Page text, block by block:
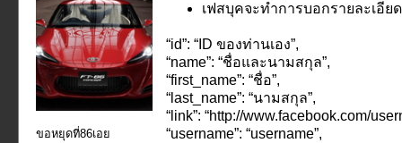
ขอหยุดที่86เอย
เฟสบุคจะทำการบอกรายละเอีย
“id”: “ID ของท่านเอง”,
“name”: “ชื่อและนามสกุล”,
“first_name”: “ชื่อ”,
“last_name”: “นามสกุล”,
“link”: “http://www.facebook.com/
“username”: “username”,